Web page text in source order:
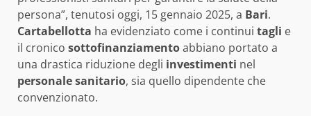
persona”, tenutosi oggi, 15 gennaio 2025, a Bari.
Cartabellotta ha evidenziato come i continui tagli e
il cronico sottofinanziamentoabbiano portato a
una drastica riduzione degli investimenti nel
personale sanitario, sia quello dipendente che
convenzionato.